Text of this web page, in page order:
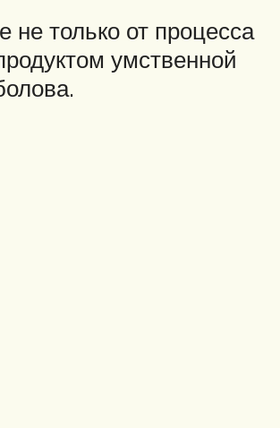
только от процесса
умственной